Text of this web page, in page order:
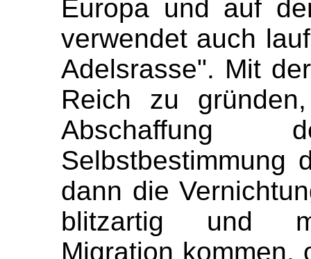
Europa und auf
verwendet auch
Adelsrasse". Mit
Reich zu
Selbstbestimmung
dann die
blitzartig und
Migration kommen,